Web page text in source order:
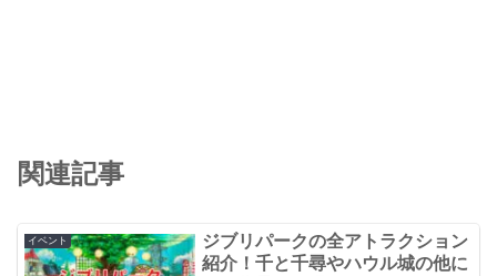
関連記事
イベント
ジブリパークの全アトラクション
紹介！千と千尋やハウル城の他に